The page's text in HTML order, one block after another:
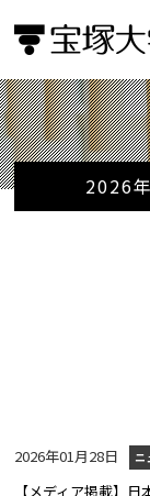
2026
2026年01月28日 ニ
【メディア掲載】